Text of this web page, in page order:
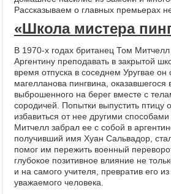
Рассказываем о главных премьерах
«Школа мистера
В 1970-х годах британец Том Митчелл
Аргентину преподавать в закрытой
время отпуска в соседнем Уругвае он
магелланова пингвина,
выброшенного на берег вместе с
сородичей. Попытки выпустить птицу
избавиться от нее другими
Митчелл забрал ее с собой в
получивший имя Хуан Сальвадор,
помог им пережить военный
глубокое позитивное влияние не
и на самого учителя, превратив его из
уважаемого человека.